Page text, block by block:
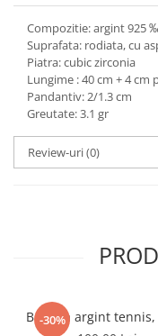
marimea 57
marimea 58
marimea 59
marimea 60
marimea 61
marimea 63
marimea 64
Compozitie: argint 925
Suprafata: rodiata, cu
Piatra: cubic zirconia
Lungime : 40 cm + 4 cm
Pandantiv: 2/1.3 cm
Greutate: 3.1 gr
Review-uri(0)
-30%
Bratara argint tennis,